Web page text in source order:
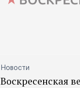
Новости
Воскресенская